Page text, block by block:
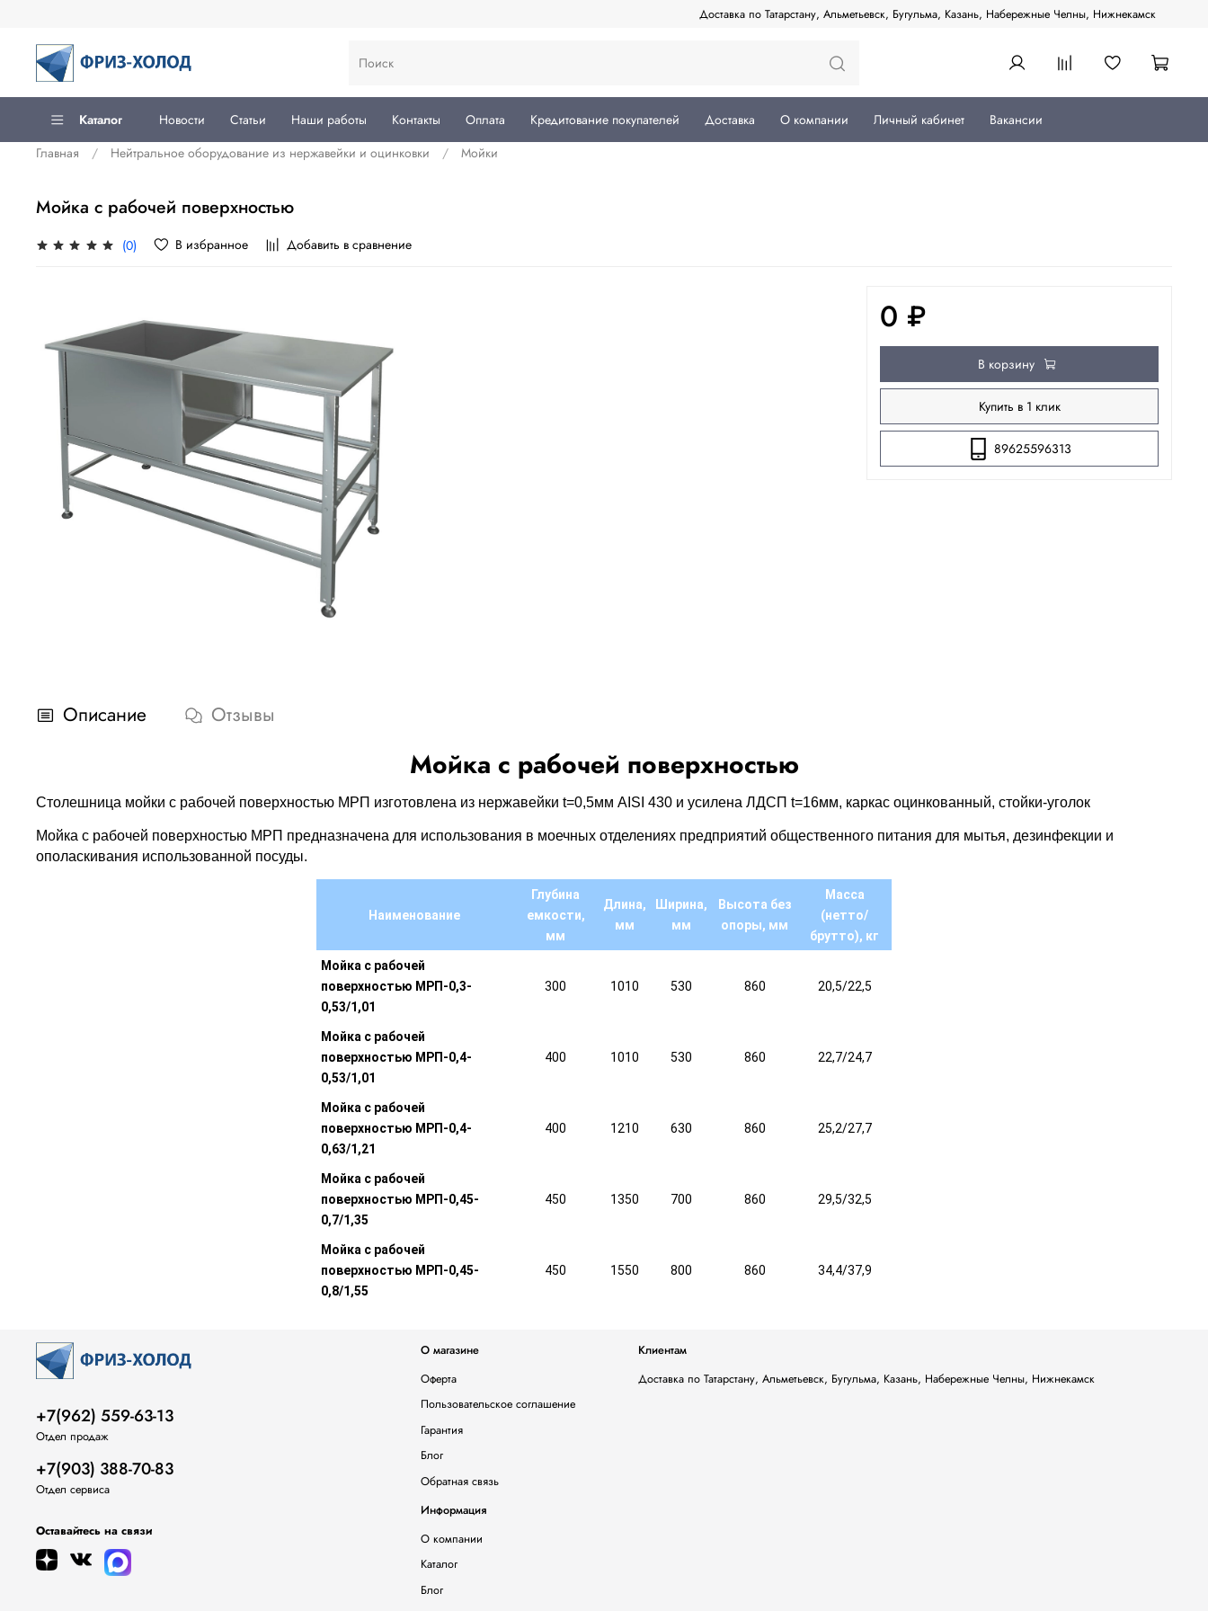
Доставка по Татарстану, Альметьевск, Бугульма, Казань, Набережные Челны, Нижнекамск
Каталог Новости Статьи Наши работы Контакты Оплата Кредитование покупателей Доставка О компании Личный кабинет
Вакансии
Главная
Нейтральное оборудование из нержавейки и оцинковки Мойки
Мойка с рабочей поверхностью
(0) В избранное Добавить в сравнение
0 ₽
В корзину
Купить в 1 клик
89625596313
Описание Отзывы
Мойка с рабочей поверхностью
Столешница мойки с рабочей поверхностью МРП изготовлена из нержавейки t=0,5мм AISI 430 и усилена ЛДСП t=16мм, каркас оцинкованный, стойки-уголок
Мойка с рабочей поверхностью МРП предназначена для использования в моечных отделениях предприятий общественного питания для мытья, дезинфекции и
ополаскивания использованной посуды.
Наименование
Глубина
емкости,
мм
Длина,
мм
Ширина,
мм
Высота без
опоры, мм
Масса
(нетто/
брутто), кг
Мойка с рабочей
поверхностью МРП-0,3-
0,53/1,01
300 1010 530 860 20,5/22,5
Мойка с рабочей
поверхностью МРП-0,4-
0,53/1,01
400 1010 530 860 22,7/24,7
Мойка с рабочей
поверхностью МРП-0,4-
0,63/1,21
400 1210 630 860 25,2/27,7
Мойка с рабочей
поверхностью МРП-0,45-
0,7/1,35
450 1350 700 860 29,5/32,5
Мойка с рабочей
поверхностью МРП-0,45-
0,8/1,55
450 1550 800 860 34,4/37,9
О магазине
Оферта
Пользовательское соглашение
Гарантия
Блог
Обратная связь
Клиентам
Доставка по Татарстану, Альметьевск, Бугульма, Казань, Набережные Челны, Нижнекамск
Информация
О компании
Каталог
Блог
+7(962) 559-63-13
Отдел продаж
+7(903) 388-70-83
Отдел сервиса
Оставайтесь на связи